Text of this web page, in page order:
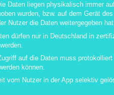
Daten liegen physikalisch immer
wurden, bzw. auf dem Gerät des
Nutzer die Daten weitergegeben
dürfen nur in Deutschland in
auf die Daten muss protokolliert
können.
vom Nutzer in der App selektiv